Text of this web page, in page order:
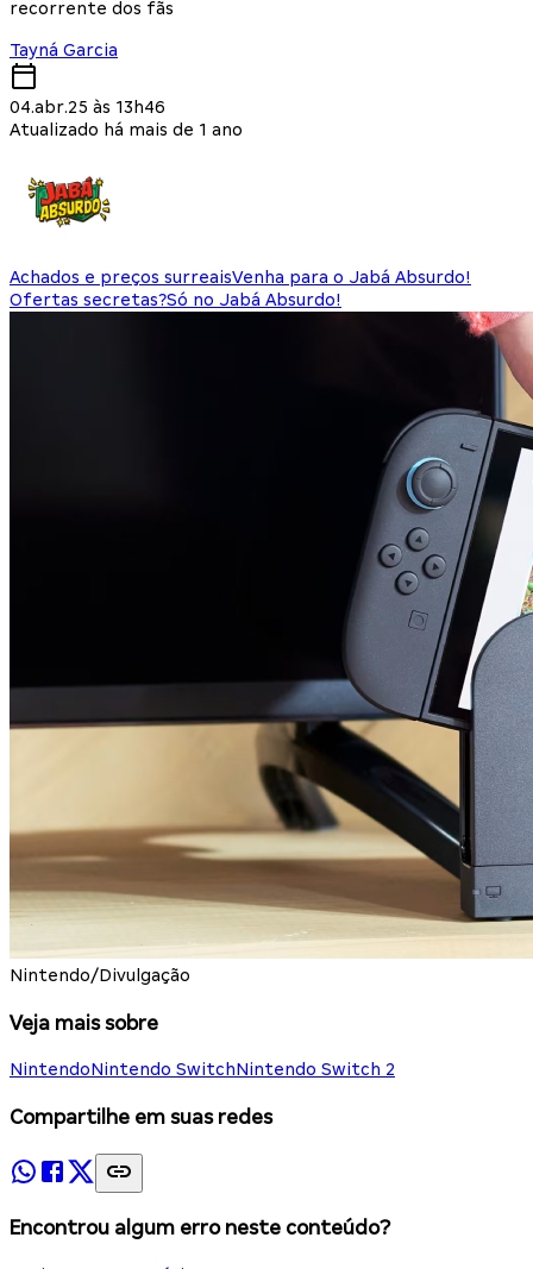
recorrente dos fãs
Tayná Garcia
04.abr.25 às 13h46
Atualizado há mais de 1 ano
Achados e preços surreaisVenha para o Jabá Absurdo!
Ofertas secretas?Só no Jabá Absurdo!
Nintendo/Divulgação
Veja mais sobre
NintendoNintendo SwitchNintendo Switch 2
Compartilhe em suas redes
Encontrou algum erro neste conteúdo?